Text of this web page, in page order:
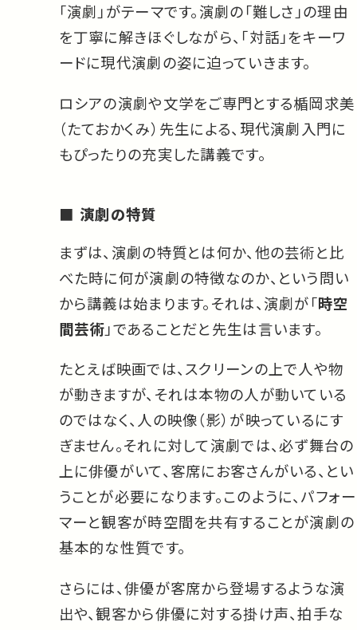
「演劇」がテーマです。演劇の「難しさ」の理由
を丁寧に解きほぐしながら、「対話」をキーワ
ードに現代演劇の姿に迫っていきます。
ロシアの演劇や文学をご専門とする楯岡求美
（たておかくみ）先生による、現代演劇入門に
もぴったりの充実した講義です。
演劇の特質
まずは、演劇の特質とは何か、他の芸術と比
べた時に何が演劇の特徴なのか、という問い
から講義は始まります。それは、演劇が「時空
間芸術」であることだと先生は言います。
たとえば映画では、スクリーンの上で人や物
が動きますが、それは本物の人が動いている
のではなく、人の映像（影）が映っているにす
ぎません。それに対して演劇では、必ず舞台の
上に俳優がいて、客席にお客さんがいる、とい
うことが必要になります。このように、パフォー
マーと観客が時空間を共有することが演劇の
基本的な性質です。
さらには、俳優が客席から登場するような演
出や、観客から俳優に対する掛け声、拍手な